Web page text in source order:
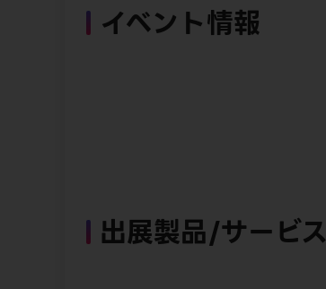
イベント情報
出展製品/サービス